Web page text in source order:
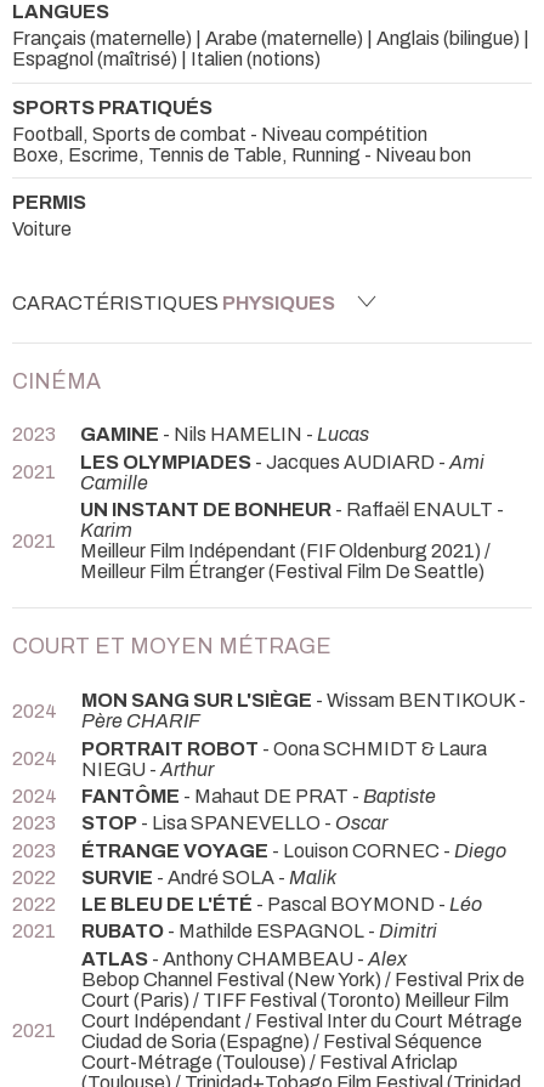
LANGUES
Français (maternelle) | Arabe (maternelle) | Anglais (bilingue) |
Espagnol (maîtrisé) | Italien (notions)
SPORTS PRATIQUÉS
Football, Sports de combat - Niveau compétition
Boxe, Escrime, Tennis de Table, Running - Niveau bon
PERMIS
Voiture
CARACTÉRISTIQUES PHYSIQUES
CINÉMA
2023 GAMINE - Nils HAMELIN - Lucas
2021
LES OLYMPIADES - Jacques AUDIARD - Ami
Camille
2021
UN INSTANT DE BONHEUR - Raffaël ENAULT -
Karim
Meilleur Film Indépendant (FIF Oldenburg 2021) /
Meilleur Film Étranger (Festival Film De Seattle)
COURT ET MOYEN MÉTRAGE
2024 MON SANG SUR L'SIÈGE - Wissam BENTIKOUK -
Père CHARIF
2024
PORTRAIT ROBOT - Oona SCHMIDT & Laura
NIEGU - Arthur
2024
FANTÔME - Mahaut DE PRAT - Baptiste
2023
STOP - Lisa SPANEVELLO - Oscar
2023
ÉTRANGE VOYAGE - Louison CORNEC - Diego
2022
SURVIE - André SOLA - Malik
2022
LE BLEU DE L'ÉTÉ - Pascal BOYMOND - Léo
2021
RUBATO - Mathilde ESPAGNOL - Dimitri
2021
ATLAS - Anthony CHAMBEAU - Alex
Bebop Channel Festival (New York) / Festival Prix de
Court (Paris) / TIFF Festival (Toronto) Meilleur Film
Court Indépendant / Festival Inter du Court Métrage
Ciudad de Soria (Espagne) / Festival Séquence
Court-Métrage (Toulouse) / Festival Africlap
(Toulouse) / Trinidad+Tobago Film Festival (Trinidad